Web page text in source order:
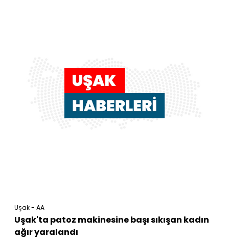
Uşak - AA
Uşak'ta patoz makinesine başı sıkışan kadın
ağır yaralandı